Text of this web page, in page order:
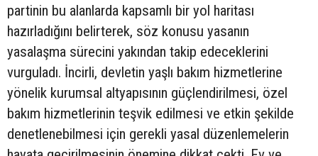
partinin bu alanlarda kapsamlı bir yol haritası
hazırladığını belirterek, söz konusu yasanın
yasalaşma sürecini yakından takip edeceklerini
vurguladı. İncirli, devletin yaşlı bakım hizmetlerine
yönelik kurumsal altyapısının güçlendirilmesi, özel
bakım hizmetlerinin teşvik edilmesi ve etkin şekilde
denetlenebilmesi için gerekli yasal düzenlemelerin